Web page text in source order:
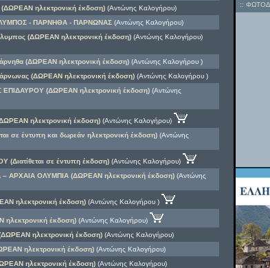
ηλεκτρονική έκδοση)(Αντώνης Καλογήρου)
- ΠΑΡΝΗΘΑ - ΠΑΡΝΩΝΑΣ(Αντώνης Καλογήρου)
(ΔΩΡΕΑΝ ηλεκτρονική έκδοση)(Αντώνης Καλογήρου)
(ΔΩΡΕΑΝ ηλεκτρονική έκδοση)(Αντώνης Καλογήρου )
(ΔΩΡΕΑΝ ηλεκτρονική έκδοση)(Αντώνης Καλογήρου )
(ΔΩΡΕΑΝ ηλεκτρονική έκδοση)(Αντώνης
ηλεκτρονική έκδοση)(Αντώνης Καλογήρου)
σε έντυπη και δωρεάν ηλεκτρονική έκδοση)(Αντώνης
σε έντυπη έκδοση)(Αντώνης Καλογήρου)
ΑΡΧΑΙΑ ΟΛΥΜΠΙΑ (ΔΩΡΕΑΝ ηλεκτρονική έκδοση)(Αντώνης
ηλεκτρονική έκδοση)(Αντώνης Καλογήρου )
έκδοση)(Αντώνης Καλογήρου)
ηλεκτρονική έκδοση)(Αντώνης Καλογήρου)
ηλεκτρονική έκδοση)(Αντώνης Καλογήρου)
ηλεκτρονική έκδοση)(Αντώνης Καλογήρου)
::